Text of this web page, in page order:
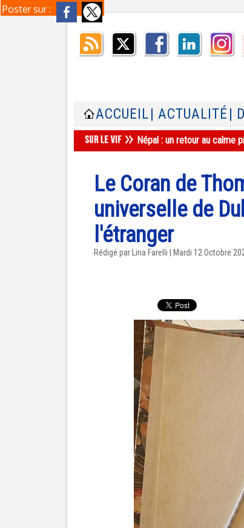
Poster sur :
ACCUEIL | ACTUALITÉ |
Népal : un retour au calme
Le Coran de
universelle de
l'étranger
Rédigé par Lina Farelli | Mardi 12 Octobre